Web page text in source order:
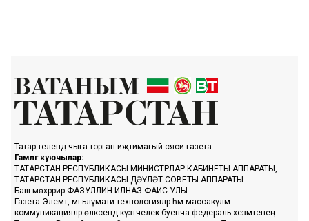
Татар телендә чыга торган иҗтимагый-сәяси газета.
Гамәлгә куючылар:
ТАТАРСТАН РЕСПУБЛИКАСЫ МИНИСТРЛАР КАБИНЕТЫ АППАРАТЫ,
ТАТАРСТАН РЕСПУБЛИКАСЫ ДӘҮЛӘТ СОВЕТЫ АППАРАТЫ.
Баш мөхәррир ФАЗУЛЛИН ИЛНАЗ ФАИС УЛЫ.
Газета Элемтә, мәгълүмати технологияләр һәм массакүләм
коммуникацияләр өлкәсендә күзәтчелек буенча федераль хезмәтенең